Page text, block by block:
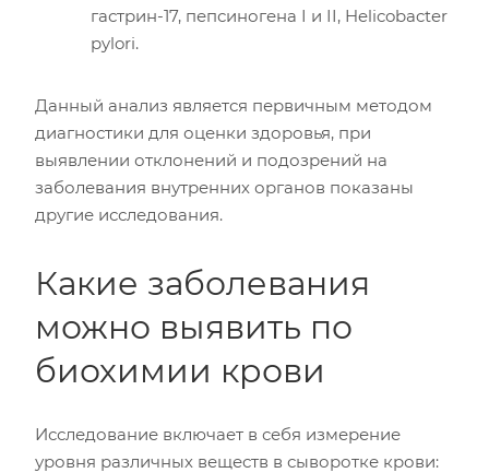
гастрин-17, пепсиногена I и II, Helicobacter
pylori.
Данный анализ является первичным методом
диагностики для оценки здоровья, при
выявлении отклонений и подозрений на
заболевания внутренних органов показаны
другие исследования.
Какие заболевания
можно выявить по
биохимии крови
Исследование включает в себя измерение
уровня различных веществ в сыворотке крови: